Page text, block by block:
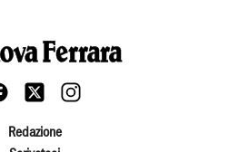
Redazione